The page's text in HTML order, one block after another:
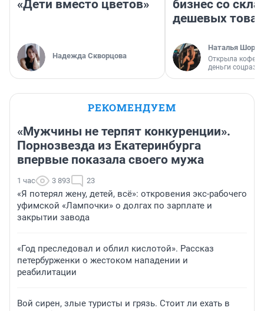
«Дети вместо цветов»
Надежда Скворцова
бизнес со
дешевых
Наталья
Открыла
деньги
РЕКОМЕНДУЕМ
«Мужчины не терпят конкуренции».
Порнозвезда из Екатеринбурга
впервые показала своего мужа
1 час 3 893 23
«Я потерял жену, детей, всё»: откровения экс-рабочего
уфимской «Лампочки» о долгах по зарплате и
закрытии завода
«Год преследовал и облил кислотой». Рассказ
петербурженки о жестоком нападении и
реабилитации
Вой сирен, злые туристы и грязь. Стоит ли ехать в